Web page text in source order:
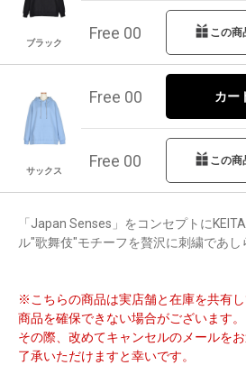
ブラック
Free 00 この商
サックス
Free 00 カー
Free 00 この商
「Japan Senses」をコンセプトに
ル"歌舞伎"モチーフを贅沢に刺繍であし
※こちらの商品は実店舗と在庫を共有
商品を確保できない場合がございます。
その際、改めてキャンセルのメールを
了承いただけますと幸いです。